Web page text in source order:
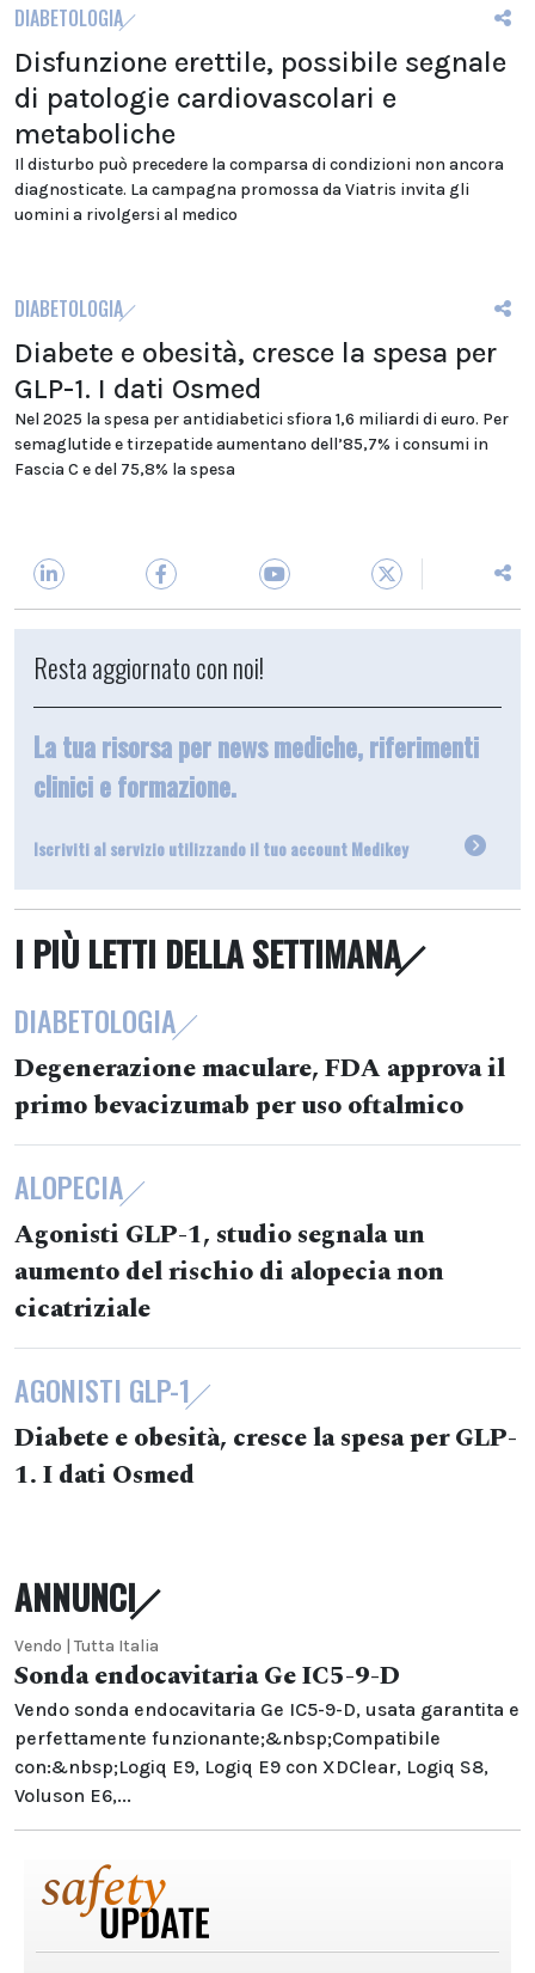
DIABETOLOGIA
Disfunzione erettile, possibile segnale
di patologie cardiovascolari e
metaboliche
Il disturbo può precedere la comparsa di condizioni non ancora
diagnosticate. La campagna promossa da Viatris invita gli
uomini a rivolgersi al medico
DIABETOLOGIA
Diabete e obesità, cresce la spesa per
GLP-1. I dati Osmed
Nel 2025 la spesa per antidiabetici sfiora 1,6 miliardi di euro. Per
semaglutide e tirzepatide aumentano dell’85,7% i consumi in
Fascia C e del 75,8% la spesa
Resta aggiornato con noi!
La tua risorsa per news mediche, riferimenti
clinici e formazione.
Iscriviti al servizio utilizzando il tuo account Medikey
I PIÙ LETTI DELLA SETTIMANA
DIABETOLOGIA
Degenerazione maculare, FDA approva il
primo bevacizumab per uso oftalmico
ALOPECIA
Agonisti GLP-1, studio segnala un
aumento del rischio di alopecia non
cicatriziale
AGONISTI GLP-1
Diabete e obesità, cresce la spesa per GLP-
1. I dati Osmed
ANNUNCI
Vendo | Tutta Italia
Sonda endocavitaria Ge IC5-9-D
Vendo sonda endocavitaria Ge IC5-9-D, usata garantita e
perfettamente funzionante;&nbsp;Compatibile
con:&nbsp;Logiq E9, Logiq E9 con XDClear, Logiq S8,
Voluson E6,...